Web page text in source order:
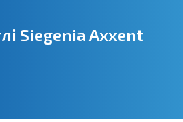
Siegenia Axxent